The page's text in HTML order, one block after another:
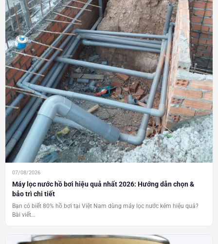
07/08/2026
Máy lọc nước hồ bơi hiệu quả nhất 2026: Hướng dẫn chọn &
bảo trì chi tiết
Bạn có biết 80% hồ bơi tại Việt Nam dùng máy lọc nước kém hiệu quả?
Bài viết...